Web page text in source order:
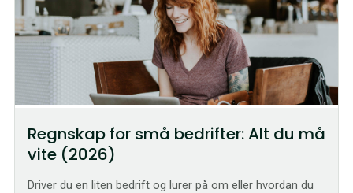
Regnskap for små bedrifter: Alt du må
vite (2026)
Driver du en liten bedrift og lurer på om eller hvordan du